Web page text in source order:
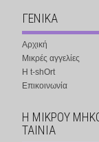
ΓΕΝΙΚΑ
Αρχική
Μικρές αγγελίες
Η t-shOrt
Επικοινωνία
Η ΜΙΚΡΟΥ
ΤΑΙΝΙΑ